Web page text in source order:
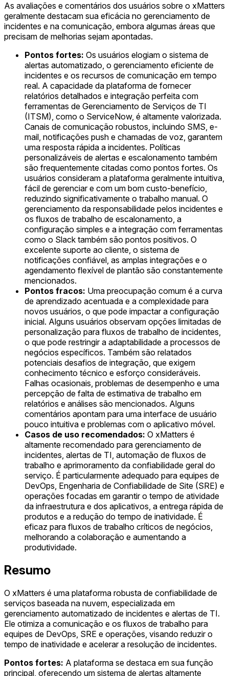
As avaliações e comentários dos usuários sobre o xMatters
geralmente destacam sua eficácia no gerenciamento de
incidentes e na comunicação, embora algumas áreas que
precisam de melhorias sejam apontadas.
Pontos fortes: Os usuários elogiam o sistema de
alertas automatizado, o gerenciamento eficiente de
incidentes e os recursos de comunicação em tempo
real. A capacidade da plataforma de fornecer
relatórios detalhados e integração perfeita com
ferramentas de Gerenciamento de Serviços de TI
(ITSM), como o ServiceNow, é altamente valorizada.
Canais de comunicação robustos, incluindo SMS, e-
mail, notificações push e chamadas de voz, garantem
uma resposta rápida a incidentes. Políticas
personalizáveis de alertas e escalonamento também
são frequentemente citadas como pontos fortes. Os
usuários consideram a plataforma geralmente intuitiva,
fácil de gerenciar e com um bom custo-benefício,
reduzindo significativamente o trabalho manual. O
gerenciamento da responsabilidade pelos incidentes e
os fluxos de trabalho de escalonamento, a
configuração simples e a integração com ferramentas
como o Slack também são pontos positivos. O
excelente suporte ao cliente, o sistema de
notificações confiável, as amplas integrações e o
agendamento flexível de plantão são constantemente
mencionados.
Pontos fracos: Uma preocupação comum é a curva
de aprendizado acentuada e a complexidade para
novos usuários, o que pode impactar a configuração
inicial. Alguns usuários observam opções limitadas de
personalização para fluxos de trabalho de incidentes,
o que pode restringir a adaptabilidade a processos de
negócios específicos. Também são relatados
potenciais desafios de integração, que exigem
conhecimento técnico e esforço consideráveis.
Falhas ocasionais, problemas de desempenho e uma
percepção de falta de estimativa de trabalho em
relatórios e análises são mencionados. Alguns
comentários apontam para uma interface de usuário
pouco intuitiva e problemas com o aplicativo móvel.
Casos de uso recomendados: O xMatters é
altamente recomendado para gerenciamento de
incidentes, alertas de TI, automação de fluxos de
trabalho e aprimoramento da confiabilidade geral do
serviço. É particularmente adequado para equipes de
DevOps, Engenharia de Confiabilidade de Site (SRE) e
operações focadas em garantir o tempo de atividade
da infraestrutura e dos aplicativos, a entrega rápida de
produtos e a redução do tempo de inatividade. É
eficaz para fluxos de trabalho críticos de negócios,
melhorando a colaboração e aumentando a
produtividade.
Resumo
O xMatters é uma plataforma robusta de confiabilidade de
serviços baseada na nuvem, especializada em
gerenciamento automatizado de incidentes e alertas de TI.
Ele otimiza a comunicação e os fluxos de trabalho para
equipes de DevOps, SRE e operações, visando reduzir o
tempo de inatividade e acelerar a resolução de incidentes.
Pontos fortes: A plataforma se destaca em sua função
principal, oferecendo um sistema de alertas altamente